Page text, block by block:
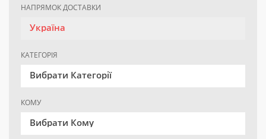
НАПРЯМОК ДОСТАВКИ
Україна
КАТЕГОРІЯ
Вибрати Категорії
КОМУ
Вибрати Кому